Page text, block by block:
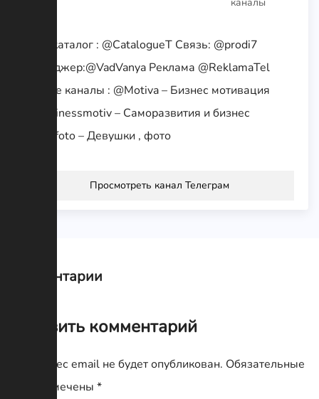
Наш каталог : @CatalogueT Связь: @prodi7
Менеджер:@VadVanya Реклама @ReklamaTel
Нашие каналы : @Motiva – Бизнес мотивация
@Businessmotiv – Саморазвития и бизнес
@Girlfoto – Девушки , фото
Просмотреть канал Телеграм
Комментарии
Оставить комментарий
Ваш адрес email не будет опубликован. Обязательные
поля помечены *